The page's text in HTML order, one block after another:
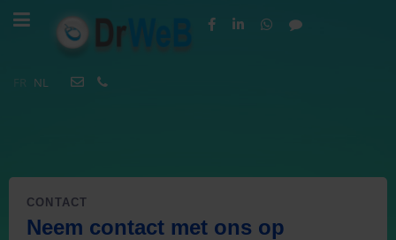
FR NL
CONTACT
Neem contact met ons op